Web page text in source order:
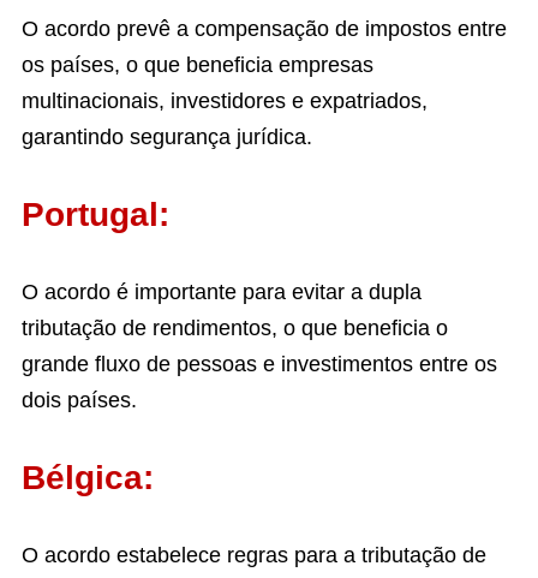
O acordo prevê a compensação de impostos entre
os países, o que beneficia empresas
multinacionais, investidores e expatriados,
garantindo segurança jurídica.
Portugal:
O acordo é importante para evitar a dupla
tributação de rendimentos, o que beneficia o
grande fluxo de pessoas e investimentos entre os
dois países.
Bélgica:
O acordo estabelece regras para a tributação de